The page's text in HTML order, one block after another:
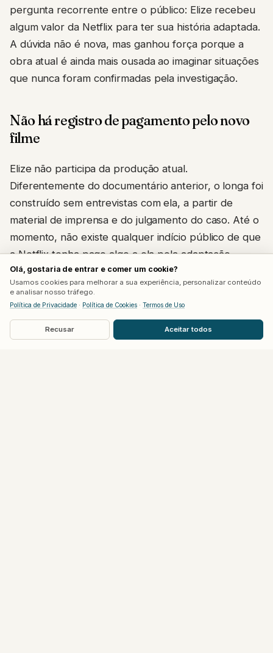
pergunta recorrente entre o público: Elize recebeu
algum valor da Netflix para ter sua história adaptada.
A dúvida não é nova, mas ganhou força porque a
obra atual é ainda mais ousada ao imaginar situações
que nunca foram confirmadas pela investigação.
Não há registro de pagamento pelo novo
filme
Elize não participa da produção atual.
Diferentemente do documentário anterior, o longa foi
construído sem entrevistas com ela, a partir de
material de imprensa e do julgamento do caso. Até o
momento, não existe qualquer indício público de que
a Netflix tenha pago algo a ela pela adaptação.
A plataforma também não se manifestou oficialmente
sobre a existência de um acordo financeiro ligado ao
filme. Consultada pela imprensa, a Netflix optou por
não comentar o assunto, o que é comum em
Olá, gostaria de entrar e comer um cookie?
Usamos cookies para melhorar a sua experiência, personalizar conteúdo
e analisar nosso tráfego.
Política de Privacidade · Política de Cookies · Termos de Uso
Recusar Aceitar todos